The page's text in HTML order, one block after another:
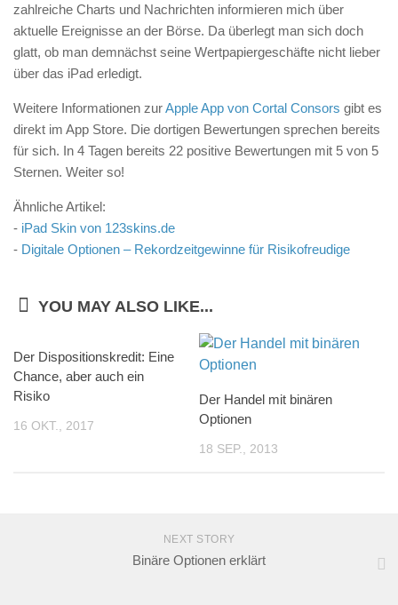
zahlreiche Charts und Nachrichten informieren mich über
aktuelle Ereignisse an der Börse. Da überlegt man sich doch
glatt, ob man demnächst seine Wertpapiergeschäfte nicht lieber
über das iPad erledigt.
Weitere Informationen zurApple App von Cortal Consors gibt es
direkt im App Store. Die dortigen Bewertungen sprechen bereits
für sich. In 4 Tagen bereits 22 positive Bewertungen mit 5 von 5
Sternen. Weiter so!
Ähnliche Artikel:
- iPad Skin von 123skins.de
- Digitale Optionen – Rekordzeitgewinne für Risikofreudige
YOU MAY ALSO LIKE...
Der Dispositionskredit: Eine
Chance, aber auch ein
Risiko
16 OKT., 2017
Der Handel mit binären
Optionen
18 SEP., 2013
NEXT STORY
Binäre Optionen erklärt